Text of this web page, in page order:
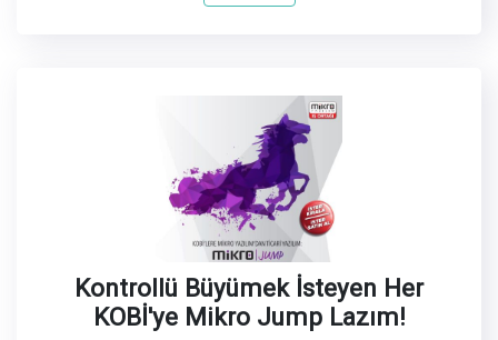
Kontrollü Büyümek İsteyen Her
KOBİ'ye Mikro Jump Lazım!